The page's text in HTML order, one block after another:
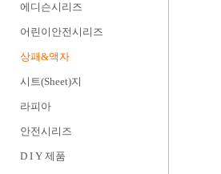
에디슨시리즈
어린이안전시리즈
상패&액자
시트(Sheet)지
라피아
안전시리즈
D I Y 제품